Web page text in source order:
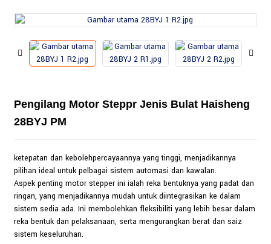
Pengilang Motor Steppr Jenis Bulat Haisheng
28BYJ PM
ketepatan dan kebolehpercayaannya yang tinggi, menjadikannya
pilihan ideal untuk pelbagai sistem automasi dan kawalan.
Aspek penting motor stepper ini ialah reka bentuknya yang padat dan
ringan, yang menjadikannya mudah untuk diintegrasikan ke dalam
sistem sedia ada. Ini membolehkan fleksibiliti yang lebih besar dalam
reka bentuk dan pelaksanaan, serta mengurangkan berat dan saiz
sistem keseluruhan.